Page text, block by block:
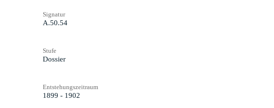
Signatur
A.50.54
Stufe
Dossier
Entstehungszeitraum
1899 - 1902